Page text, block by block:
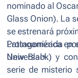
nominado al
Glass Onion). La
se estrenará
Latinoamérica en
Universal+.
Protagonizada
New Black) y
serie de misterio